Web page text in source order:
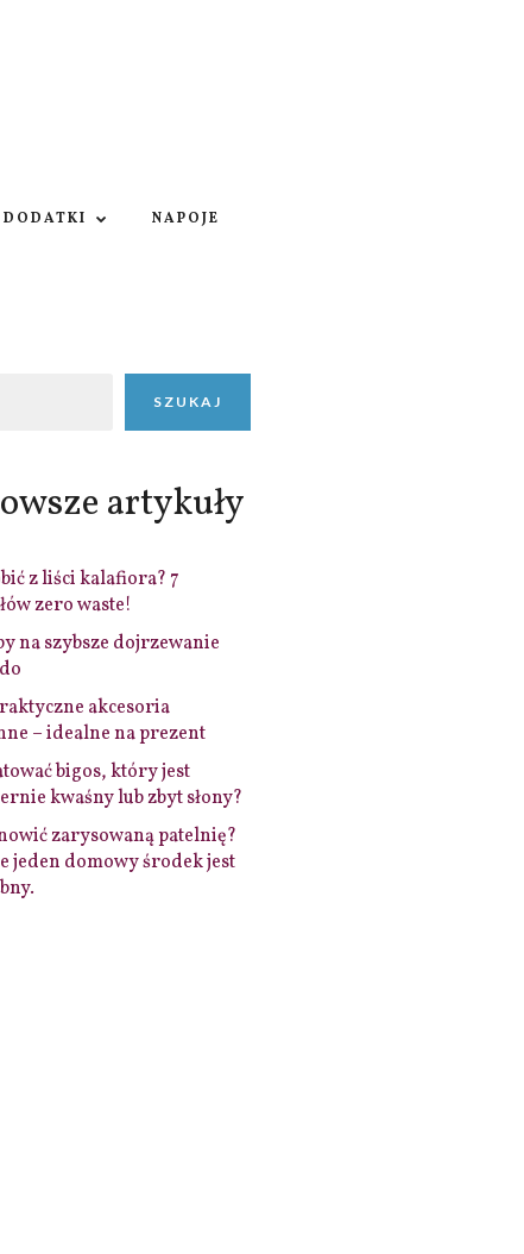
DODATKI NAPOJE
SZUKAJ
artykuły
z liści kalafiora? 7
zero waste!
na szybsze dojrzewanie
akcesoria
– idealne na prezent
bigos, który jest
kwaśny lub zbyt słony?
zarysowaną patelnię?
jeden domowy środek jest